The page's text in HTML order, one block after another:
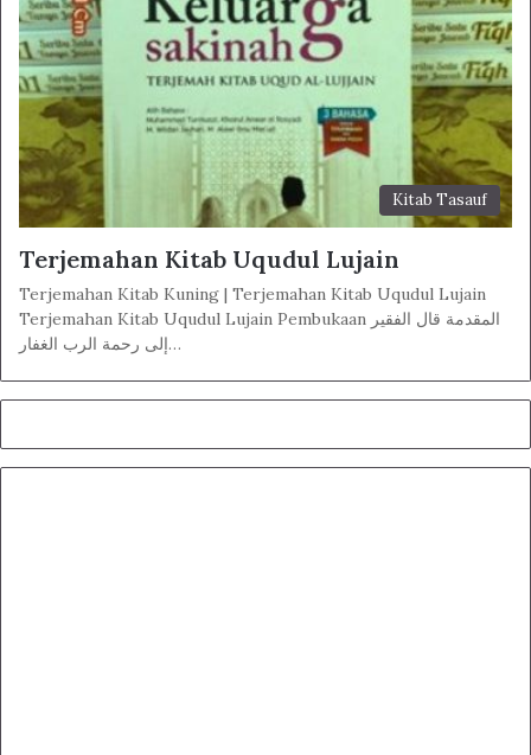
Kitab Tasauf
Terjemahan Kitab Uqudul Lujain
Terjemahan Kitab Kuning | Terjemahan Kitab Uqudul Lujain
Terjemahan Kitab Uqudul Lujain Pembukaan المقدمة قال الفقير
إلى رحمة الرب الغفار…